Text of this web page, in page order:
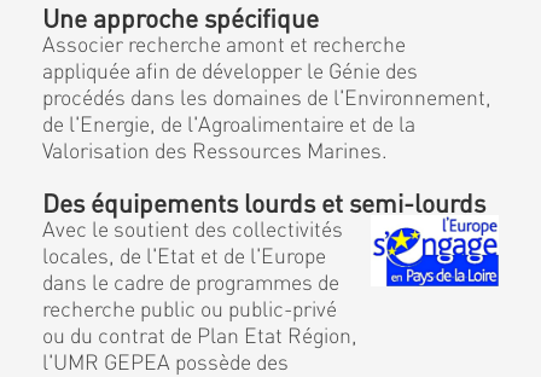
Une approche spécifique
Associer recherche amont et recherche
appliquée afin de développer le Génie des
procédés dans les domaines de l'Environnement,
de l'Energie, de l'Agroalimentaire et de la
Valorisation des Ressources Marines.
Des équipements lourds et semi-lourds
Avec le soutient des collectivités
locales, de l'Etat et de l'Europe
dans le cadre de programmes de
recherche public ou public-privé
ou du contrat de Plan Etat Région,
l'UMR GEPEA possède des